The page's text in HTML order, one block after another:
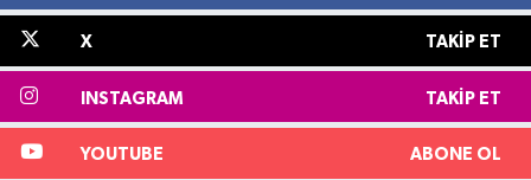
X TAKIP ET
INSTAGRAM TAKIP ET
YOUTUBE ABONE OL